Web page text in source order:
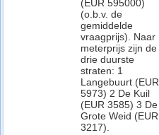
(EUR 595000)
(o.b.v. de
gemiddelde
vraagprijs). Naar
meterprijs zijn de
drie duurste
straten: 1
Langebuurt (EUR
5973) 2 De Kuil
(EUR 3585) 3 De
Grote Weid (EUR
3217).